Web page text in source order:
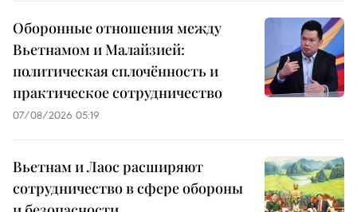
Оборонные отношения между
Вьетнамом и Малайзией:
политическая сплочённость и
практическое сотрудничество
07/08/2026 05:19
Вьетнам и Лаос расширяют
сотрудничество в сфере обороны